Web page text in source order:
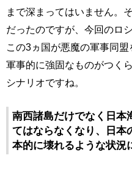
まで深まってはいません。
だったのですが、今回のロ
この3ヵ国が悪魔の軍事同盟
軍事的に強固なものがつく
シナリオですね。
南西諸島だけでなく日本
てはならなくなり、日本
本的に壊れるような状況